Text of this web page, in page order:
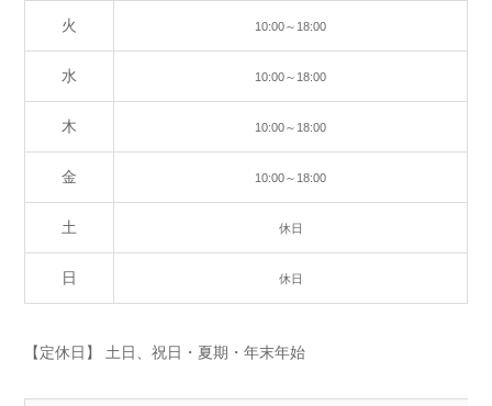
火
水
木
金
土
日
10:00～18:00
10:00～18:00
10:00～18:00
10:00～18:00
休日
休日
【定休日】 土日、祝日・夏期・年末年始